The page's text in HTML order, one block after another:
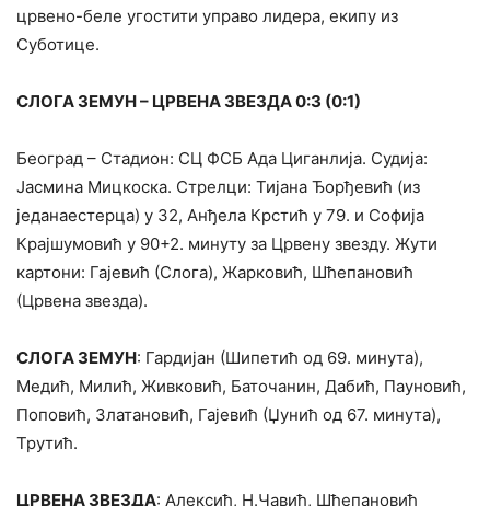
црвено-беле угостити управо лидера, екипу из
Суботице.
СЛОГА ЗЕМУН – ЦРВЕНА ЗВЕЗДА 0:3 (0:1)
Београд – Стадион: СЦ ФСБ Ада Циганлија. Судија:
Јасмина Мицкоска. Стрелци: Тијана Ђорђевић (из
једанаестерца) у 32, Анђела Крстић у 79. и Софија
Крајшумовић у 90+2. минуту за Црвену звезду. Жути
картони: Гајевић (Слога), Жарковић, Шћепановић
(Црвена звезда).
СЛОГА ЗЕМУН: Гардијан (Шипетић од 69. минута),
Медић, Милић, Живковић, Баточанин, Дабић, Пауновић,
Поповић, Златановић, Гајевић (Џунић од 67. минута),
Трутић.
ЦРВЕНА ЗВЕЗДА: Алексић, Н.Чавић, Шћепановић